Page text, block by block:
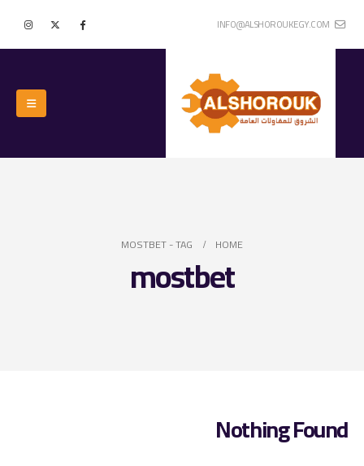
INFO@ALSHOROUKEGY.COM
HOME
TAG -
MOSTBET
mostbet
Nothing Found